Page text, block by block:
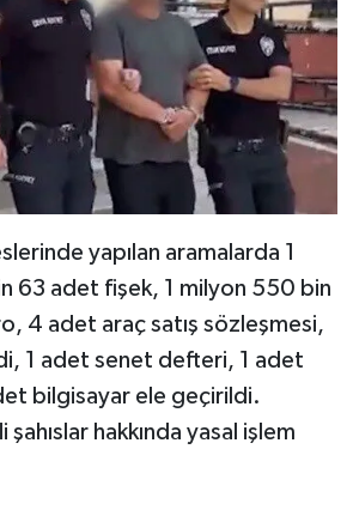
yapılan aramalarda 1
63 adet fişek, 1 milyon 550 bin
4 adet araç satış sözleşmesi,
1 adet senet defteri, 1 adet
bilgisayar ele geçirildi.
şahıslar hakkında yasal işlem